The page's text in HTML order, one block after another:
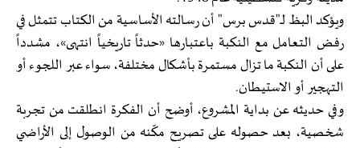
ويؤكد البظ لـ"قدس برس" أن رسالته الأساسية من الكتاب تتمثل في
رفض التعامل مع النكبة باعتبارها «حدثاً تاريخياً انتهى»، مشدداً
على أن النكبة ما تزال مستمرة بأشكال مختلفة، سواء عبر اللجوء أو
التهجير أو الاستيطان.
وفي حديثه عن بداية المشروع، أوضح أن الفكرة انطلقت من تجربة
شخصية، بعد حصوله على تصريح مكّنه من الوصول إلى الأراضي